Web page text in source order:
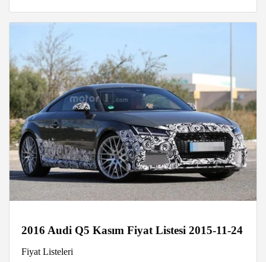
2016 Audi Q5 Kasım Fiyat Listesi 2015-11-24
Fiyat Listeleri